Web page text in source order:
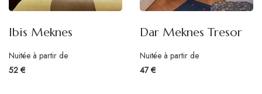
Ibis Meknes
Nuitée à partir de
52 €
Dar Meknes Tresor
Nuitée à partir de
47 €